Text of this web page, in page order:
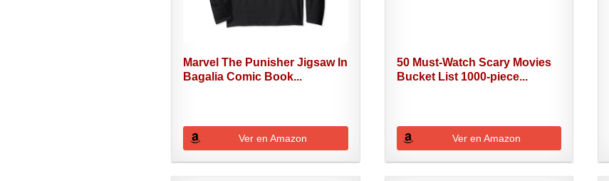
Marvel The Punisher Jigsaw In
Bagalia Comic Book...
Ver en Amazon
50 Must-Watch Scary Movies
Bucket List 1000-piece...
Ver en Amazon